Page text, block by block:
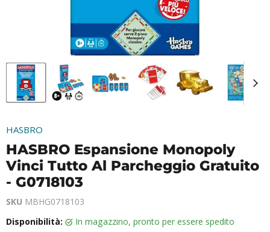
HASBRO
HASBRO Espansione Monopoly
Vinci Tutto Al Parcheggio Gratuito
- G0718103
SKU MBHG0718103
Disponibilità:
in magazzino, pronto per essere spedito